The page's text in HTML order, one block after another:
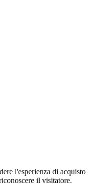
l'esperienza di acquisto
il visitatore.